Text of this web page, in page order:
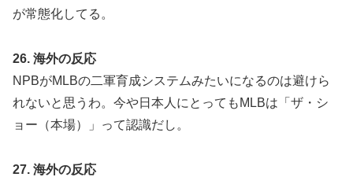
が常態化してる。
26. 海外の反応
NPBがMLBの二軍育成システムみたいになるのは避けら
れないと思うわ。今や日本人にとってもMLBは「ザ・シ
ョー（本場）」って認識だし。
27. 海外の反応